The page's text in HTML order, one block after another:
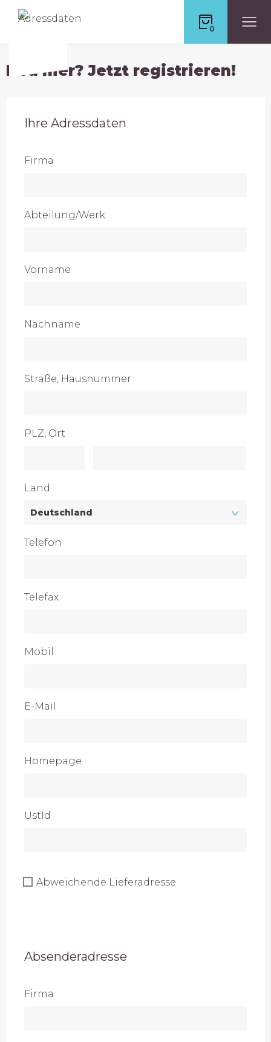
0
Neu hier? Jetzt registrieren!
Ihre Adressdaten
Firma
Abteilung/Werk
Vorname
Nachname
Straße, Hausnummer
PLZ, Ort
Land
Telefon
Telefax
Mobil
E-Mail
Homepage
UstId
Abweichende Lieferadresse
Absenderadresse
Firma